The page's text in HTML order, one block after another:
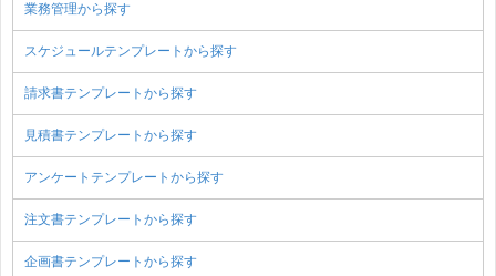
業務管理から探す
スケジュールテンプレートから探す
請求書テンプレートから探す
見積書テンプレートから探す
アンケートテンプレートから探す
注文書テンプレートから探す
企画書テンプレートから探す